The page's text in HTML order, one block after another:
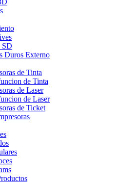
SD
Duros Externo
de Tinta
de Tinta
de Laser
de Laser
de Ticket